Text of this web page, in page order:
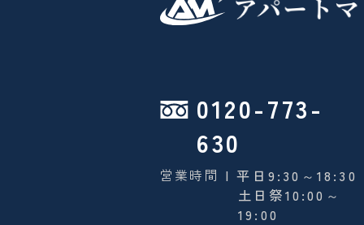
0120-773-
630
営業時間 | 平日9:30～18:30
土日祭10:00～
19:00